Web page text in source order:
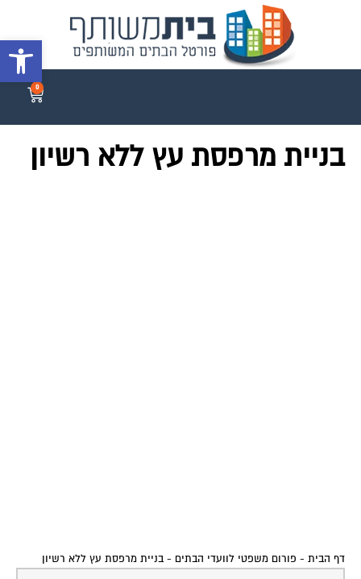
פתח
0
בניית מרפסת עץ ללא רשיון
דף הבית - פורום משפטי לוועדי הבתים - בניית מרפסת עץ ללא רשיון